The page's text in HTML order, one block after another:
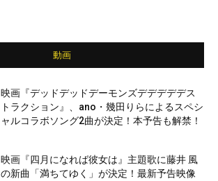
動画
映画『デッドデッドデーモンズデデデデデス
トラクション』、ano・幾田りらによるスペシ
ャルコラボソング2曲が決定！本予告も解禁！
映画『四月になれば彼女は』主題歌に藤井 風
の新曲「満ちてゆく」が決定！最新予告映像